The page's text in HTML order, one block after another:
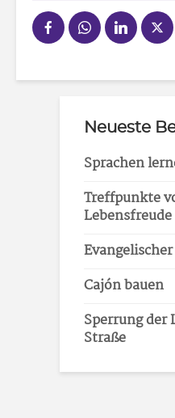
Neueste
Sprachen
Treffpunkte
Lebensfreude
Cajón bauen
Sperrung der
Straße